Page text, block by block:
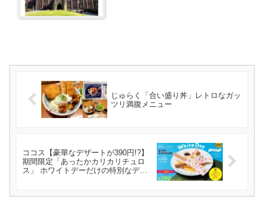
じゅらく「合い盛り丼」レトロなガッ
ツリ満腹メニュー
ココス【豪華なデザートが390円!?】
期間限定「あったかカリカリチュロ
ス」 ホワイトデーだけの特別なデザ